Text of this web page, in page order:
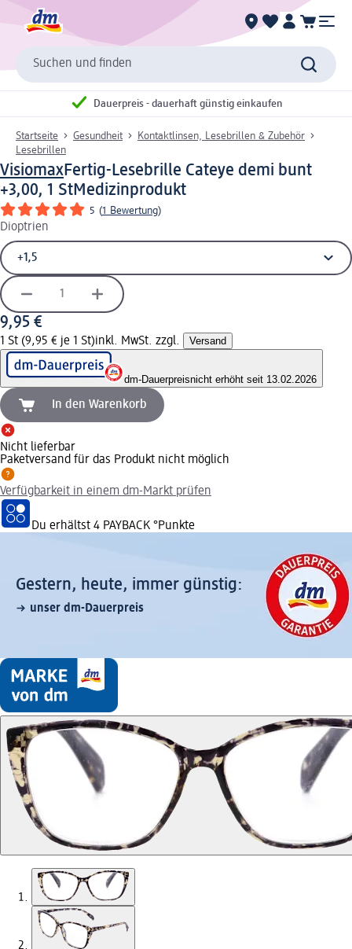
Suchen und finden
Dauerpreis - dauerhaft günstig einkaufen
Startseite Gesundheit
Kontaktlinsen, Lesebrillen & Zubehör
Lesebrillen
VisiomaxFertig-Lesebrille Cateye demi bunt
+3,00, 1 StMedizinprodukt
5 (1 Bewertung)
Dioptrien
9,95 €
1 St (9,95 € je 1 St)inkl. MwSt. zzgl. Versand
dm-Dauerpreisnicht erhöht seit 13.02.2026
In den Warenkorb
Nicht lieferbar
Paketversand für das Produkt nicht möglich
Verfügbarkeit in einem dm-Markt prüfen
Du erhältst 4 PAYBACK °Punkte
Gestern, heute, immer günstig:
unser dm-Dauerpreis